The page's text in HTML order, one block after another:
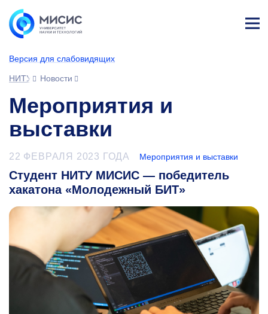
Версия для слабовидящих
НИТУ МИСИС
Новости
Мероприятия и
выставки
22 ФЕВРАЛЯ 2023 ГОДА Мероприятия и выставки
Студент НИТУ МИСИС — победитель
хакатона «Молодежный БИТ»